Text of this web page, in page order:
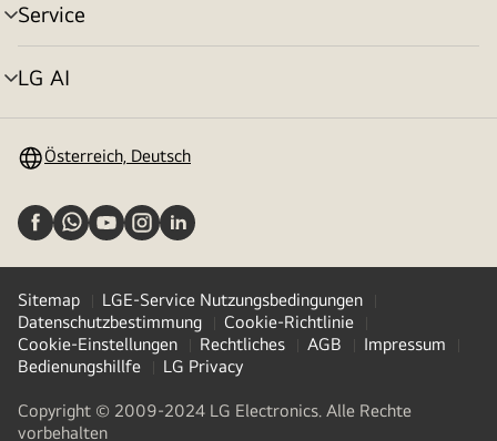
Service
Menü
umschalten
LG AI
Menü
Österreich, Deutsch
Sitemap
LGE-Service Nutzungsbedingungen
Datenschutzbestimmung
Cookie-Richtlinie
Cookie-Einstellungen
Rechtliches AGB
Impressum
Bedienungshillfe
LG Privacy
Copyright © 2009-2024 LG Electronics. Alle Rechte
vorbehalten